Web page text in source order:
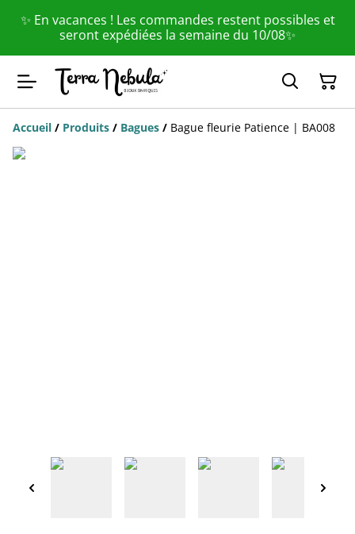
✨ En vacances ! Les commandes restent possibles et
seront expédiées la semaine du 10/08✨
Accueil / Produits / Bagues / Bague fleurie Patience | BA008